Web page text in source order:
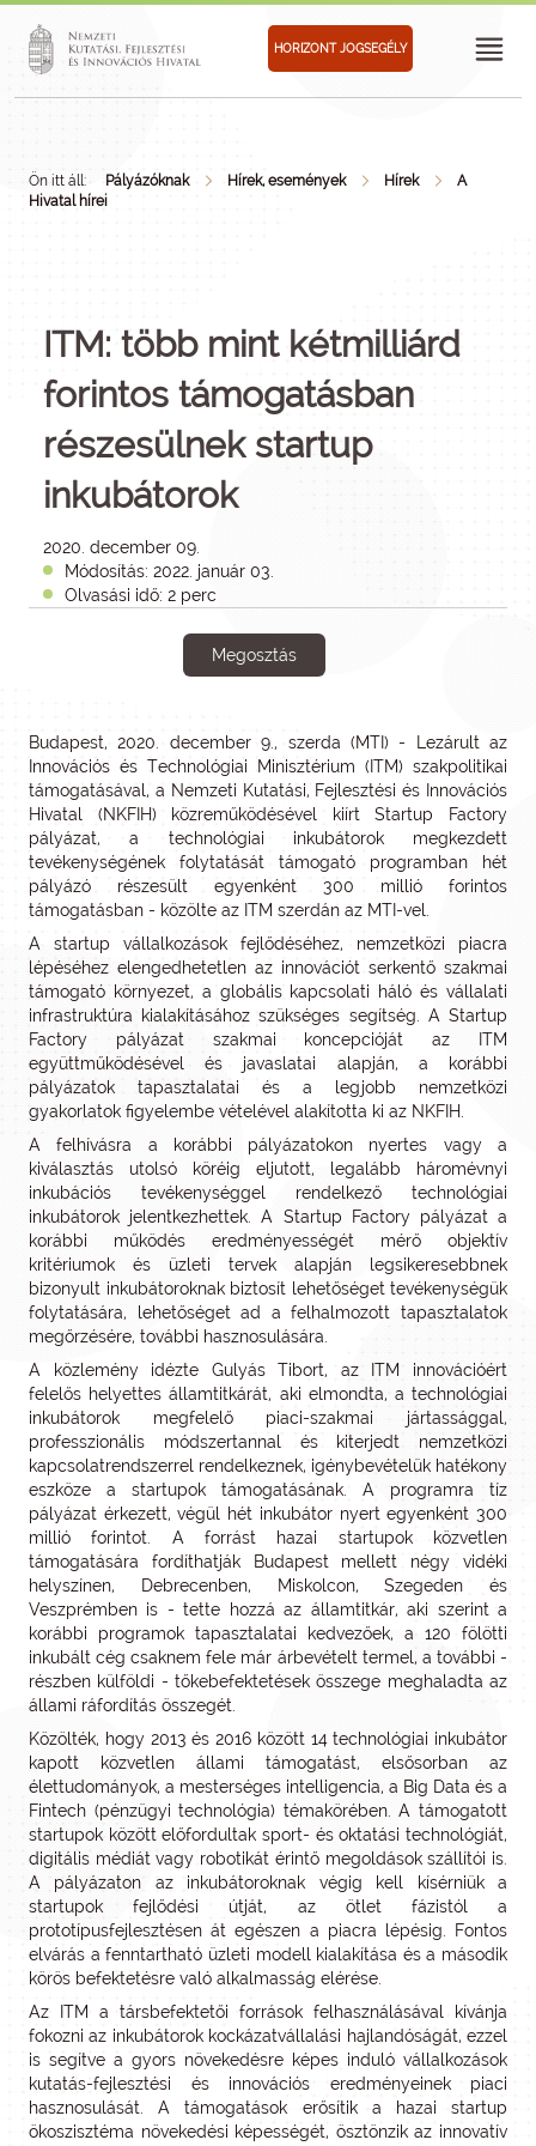
HORIZONT JOGSEGÉLY
Ön itt áll: Pályázóknak Hírek, események Hírek
A
Hivatal hírei
ITM: több mint kétmilliárd
forintos támogatásban
részesülnek startup
inkubátorok
2020. december 09.
Módosítás: 2022. január 03.
Olvasási idő: 2 perc
Megosztás
Budapest, 2020. december 9., szerda (MTI) - Lezárult az
Innovációs és Technológiai Minisztérium (ITM) szakpolitikai
támogatásával, a Nemzeti Kutatási, Fejlesztési és Innovációs
Hivatal (NKFIH) közreműködésével kiírt Startup Factory
pályázat, a technológiai inkubátorok megkezdett
tevékenységének folytatását támogató programban hét
pályázó részesült egyenként 300 millió forintos
támogatásban - közölte az ITM szerdán az MTI-vel.
A startup vállalkozások fejlődéséhez, nemzetközi piacra
lépéséhez elengedhetetlen az innovációt serkentő szakmai
támogató környezet, a globális kapcsolati háló és vállalati
infrastruktúra kialakításához szükséges segítség. A Startup
Factory pályázat szakmai koncepcióját az ITM
együttműködésével és javaslatai alapján, a korábbi
pályázatok tapasztalatai és a legjobb nemzetközi
gyakorlatok figyelembe vételével alakította ki az NKFIH.
A felhívásra a korábbi pályázatokon nyertes vagy a
kiválasztás utolsó köréig eljutott, legalább háromévnyi
inkubációs tevékenységgel rendelkező technológiai
inkubátorok jelentkezhettek. A Startup Factory pályázat a
korábbi működés eredményességét mérő objektív
kritériumok és üzleti tervek alapján legsikeresebbnek
bizonyult inkubátoroknak biztosít lehetőséget tevékenységük
folytatására, lehetőséget ad a felhalmozott tapasztalatok
megőrzésére, további hasznosulására.
A közlemény idézte Gulyás Tibort, az ITM innovációért
felelős helyettes államtitkárát, aki elmondta, a technológiai
inkubátorok megfelelő piaci-szakmai jártassággal,
professzionális módszertannal és kiterjedt nemzetközi
kapcsolatrendszerrel rendelkeznek, igénybevételük hatékony
eszköze a startupok támogatásának. A programra tíz
pályázat érkezett, végül hét inkubátor nyert egyenként 300
millió forintot. A forrást hazai startupok közvetlen
támogatására fordíthatják Budapest mellett négy vidéki
helyszínen, Debrecenben, Miskolcon, Szegeden és
Veszprémben is - tette hozzá az államtitkár, aki szerint a
korábbi programok tapasztalatai kedvezőek, a 120 fölötti
inkubált cég csaknem fele már árbevételt termel, a további -
részben külföldi - tőkebefektetések összege meghaladta az
állami ráfordítás összegét.
Közölték, hogy 2013 és 2016 között 14 technológiai inkubátor
kapott közvetlen állami támogatást, elsősorban az
élettudományok, a mesterséges intelligencia, a Big Data és a
Fintech (pénzügyi technológia) témakörében. A támogatott
startupok között előfordultak sport- és oktatási technológiát,
digitális médiát vagy robotikát érintő megoldások szállítói is.
A pályázaton az inkubátoroknak végig kell kísérniük a
startupok fejlődési útját, az ötlet fázistól a
prototípusfejlesztésen át egészen a piacra lépésig. Fontos
elvárás a fenntartható üzleti modell kialakítása és a második
körös befektetésre való alkalmasság elérése.
Az ITM a társbefektetői források felhasználásával kívánja
fokozni az inkubátorok kockázatvállalási hajlandóságát, ezzel
is segítve a gyors növekedésre képes induló vállalkozások
kutatás-fejlesztési és innovációs eredményeinek piaci
hasznosulását. A támogatások erősítik a hazai startup
ökoszisztéma növekedési képességét, ösztönzik az innovatív